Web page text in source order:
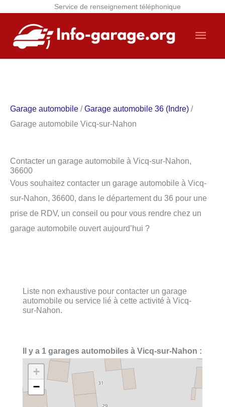
Service de renseignement téléphonique
contenu
Garage automobile /Garage automobile 36 (Indre) /
Garage automobile Vicq-sur-Nahon
Contacter un garage automobile à Vicq-sur-Nahon,
36600
Vous souhaitez contacter un garage automobile à Vicq-
sur-Nahon, 36600, dans le département du 36 pour une
prise de RDV, un conseil ou pour vous rendre chez un
garage automobile ouvert aujourd’hui ?
Liste non exhaustive pour contacter un garage
automobile ou service lié à cette activité à Vicq-
sur-Nahon.
Il y a 1 garages automobiles à Vicq-sur-Nahon :
+
−